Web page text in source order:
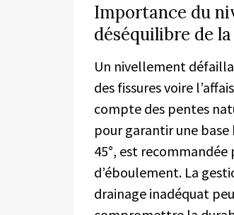
Importance du
déséquilibre de
Un nivellement
des fissures voire
compte des pentes
pour garantir une
45°, est
d’éboulement. La
drainage inadéquat